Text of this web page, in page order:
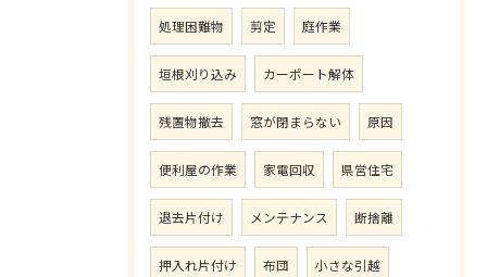
処理困難物 剪定 庭作業
垣根刈り込み カーポート解体
残置物撤去 窓が閉まらない 原因
便利屋の作業 家電回収 県営住宅
退去片付け メンテナンス 断捨離
押入れ片付け 布団 小さな引越